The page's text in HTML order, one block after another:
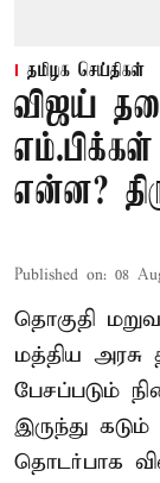
தமிழக செய்திகள்
விஜய்
என்ன?
Published on: 08
தொகுதி
மத்திய
பேசப்படும்
இருந்து கடும்
தொடர்பாக